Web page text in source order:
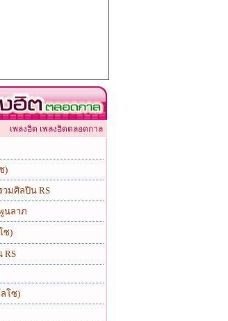
เพลงฮิต เพลงฮิตตลอดกาล
)
วมศิลปิน RS
นลาภ
ซ)
RS
ลโซ)